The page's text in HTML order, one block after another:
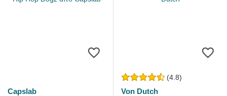
Capslab
(4.8)
Von Dutch